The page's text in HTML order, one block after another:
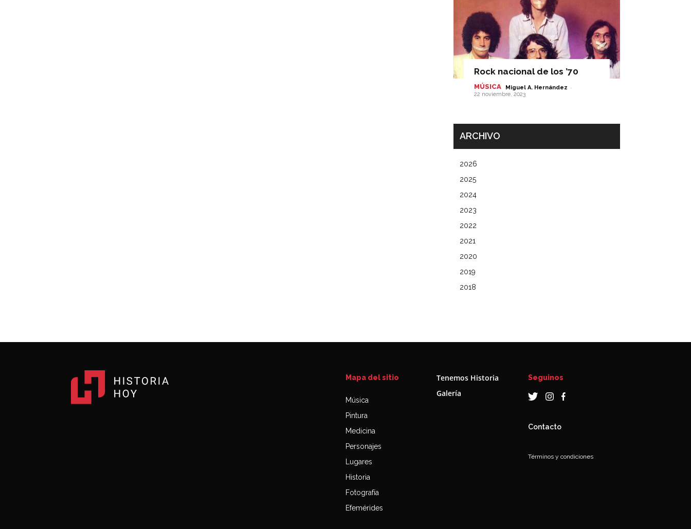
Rock nacional de los ’70
MÚSICA Miguel A. Hernández -
22 noviembre, 2023
ARCHIVO
2026
2025
2024
2023
2022
2021
2020
2019
2018
Mapa del sitio
Música
Pintura
Medicina
Personajes
Lugares
Historia
Fotografía
Efemérides
Tenemos Historia
Galería
Seguinos
Contacto
Términos y condiciones